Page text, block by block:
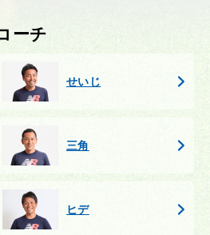
ーチ
せいじ
三角
ヒデ